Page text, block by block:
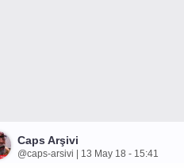
Caps Arşivi
@caps-arsivi | 13 May 18 - 15:41